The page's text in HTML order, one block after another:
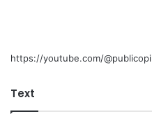
https://youtube.com/
Text